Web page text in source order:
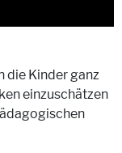
die Kinder ganz
einzuschätzen